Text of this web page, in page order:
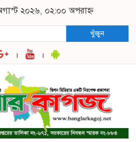
২০২৬, ০২:০০ অপরাহ্ন
খুঁজুন